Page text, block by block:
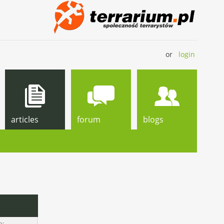
or login
articles forum blogs